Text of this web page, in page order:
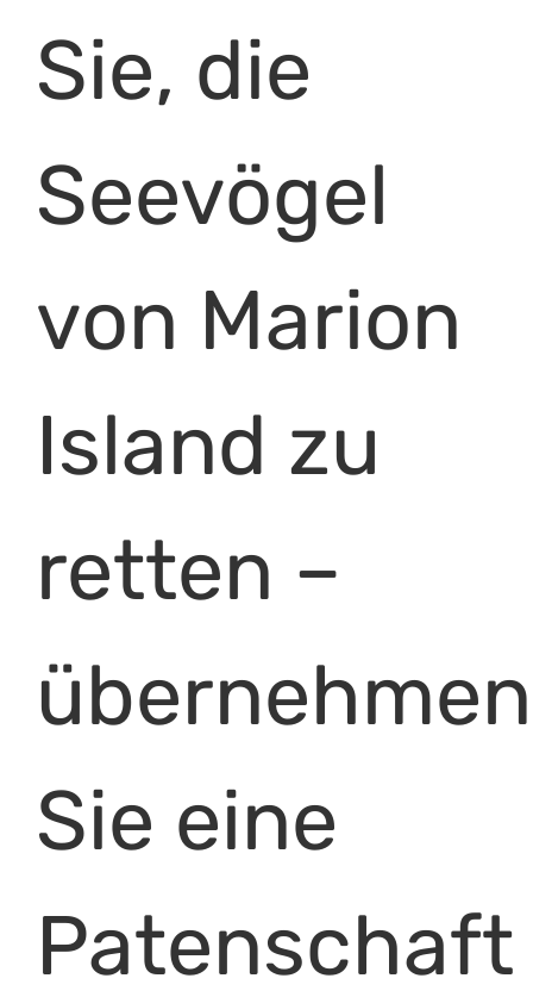
Sie, die
Seevögel
von Marion
Island zu
retten –
übernehmen
Sie eine
Patenschaft